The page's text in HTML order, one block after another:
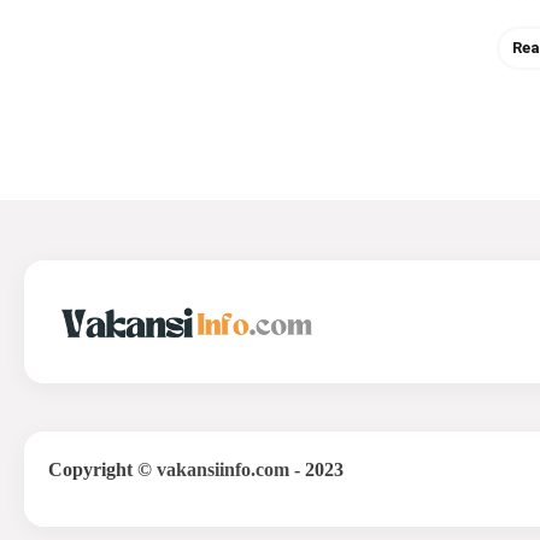
Copyright © vakansiinfo.com - 2023